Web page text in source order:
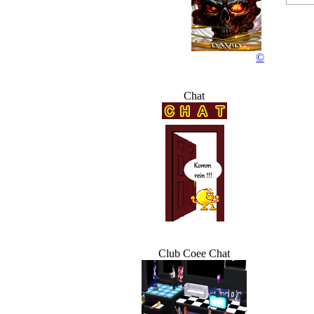
©
Chat
Club Coee Chat